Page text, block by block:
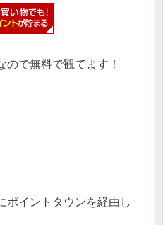
ので無料で観てます！
ポイントタウンを経由し